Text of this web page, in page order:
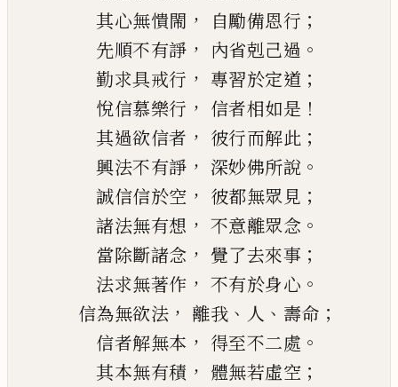
其心無憒閙 ， 自勵備恩行 ；
先順不有諍 ， 內省剋己過 。
勤求具戒行 ， 專習於定道 ；
悅信慕樂行 ， 信者相如是 ！
其過欲信者 ， 彼行而解此 ；
興法不有諍 ， 深妙佛所說 。
誠信信於空 ， 彼都無眾見 ；
諸法無有想 ， 不意離眾念 。
當除斷諸念 ， 覺了去來事 ；
法求無著作 ， 不有於身心 。
信為無欲法 ， 離我 、 人 、 壽命 ；
信者解無本 ， 得至不二處 。
其本無有積 ， 體無若虛空 ；